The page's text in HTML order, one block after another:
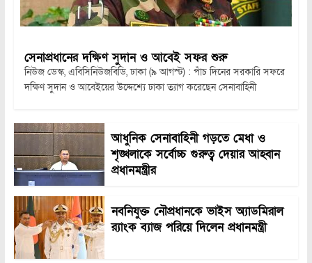
সেনাপ্রধানের দক্ষিণ সুদান ও আবেই সফর শুরু
নিউজ ডেস্ক, এবিসিনিউজবিডি, ঢাকা (৯ আগস্ট) : পাঁচ দিনের সরকারি সফরে
দক্ষিণ সুদান ও আবেইয়ের উদ্দেশ্যে ঢাকা ত্যাগ করেছেন সেনাবাহিনী
আধুনিক সেনাবাহিনী গড়তে মেধা ও
শৃঙ্খলাকে সর্বোচ্চ গুরুত্ব দেয়ার আহ্বান
প্রধানমন্ত্রীর
নবনিযুক্ত নৌপ্রধানকে ভাইস অ্যাডমিরাল
র‍্যাংক ব্যাজ পরিয়ে দিলেন প্রধানমন্ত্রী